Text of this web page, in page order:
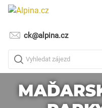
ck@alpina.cz
Vyhledat zájezd